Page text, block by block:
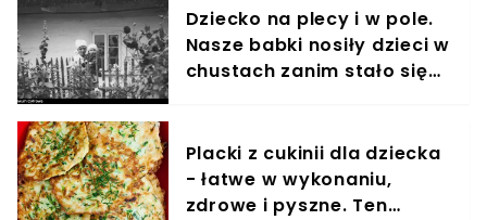
Dziecko na plecy i w pole.
Nasze babki nosiły dzieci w
chustach zanim stało się
Placki z cukinii dla dziecka
- łatwe w wykonaniu,
zdrowe i pyszne. Ten